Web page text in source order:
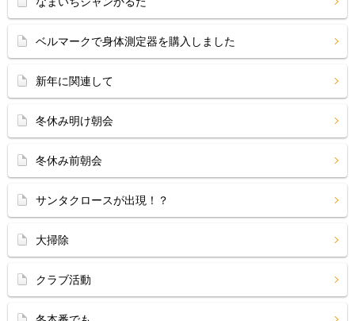
ベルマークで身体測定器を購入しました
新年に関連して
冬休み明け朝会
冬休み前朝会
サンタクロースが出現！？
大掃除
クラブ活動